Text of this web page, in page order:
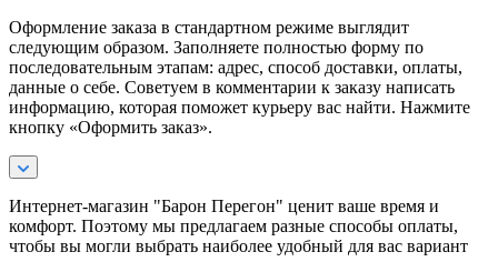
Оформление заказа в стандартном режиме выглядит
следующим образом. Заполняете полностью форму по
последовательным этапам: адрес, способ доставки, оплаты,
данные о себе. Советуем в комментарии к заказу написать
информацию, которая поможет курьеру вас найти. Нажмите
кнопку «Оформить заказ».
Интернет-магазин "Барон Перегон" ценит ваше время и
комфорт. Поэтому мы предлагаем разные способы оплаты,
чтобы вы могли выбрать наиболее удобный для вас вариант